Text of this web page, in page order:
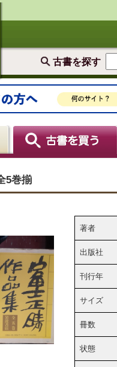
古書を探す
巻揃
著者
出版社
刊行年
サイズ
冊数
状態